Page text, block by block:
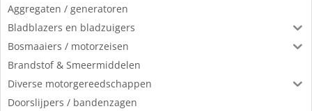
Aggregaten / generatoren
Bladblazers en bladzuigers
Bosmaaiers / motorzeisen
Brandstof & Smeermiddelen
Diverse motorgereedschappen
Doorslijpers / bandenzagen